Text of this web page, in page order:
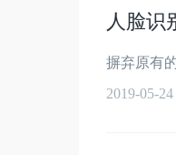
人脸识
摒弃原有
2019-05-24